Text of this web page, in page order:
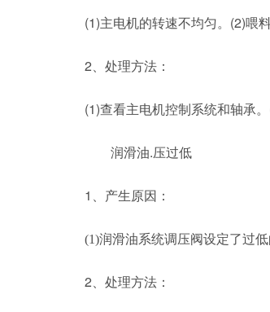
(1)主电机的转速不均匀。(2)喂
2、处理方法：
(1)查看主电机控制系统和轴承
润滑油.压过低
1、产生原因：
(1)润滑油系统调压阀设定了过
2、处理方法：